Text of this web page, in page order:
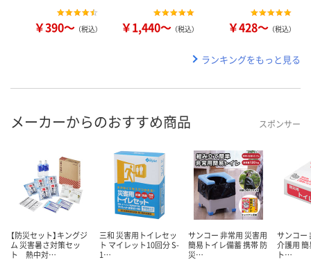
￥390～ （税込） ￥1,440～ （税込） ￥428～ （税込）
ランキングをもっと見る
メーカーからのおすすめ商品 スポンサー
【防災セット】キングジ
ム 災害暑さ対策セッ
ト 熱中対…
三和 災害用トイレセッ
ト マイレット10回分 S-
1…
サンコー 非常用 災害用
簡易トイレ備蓄 携帯 防
災…
サンコー
介護用
ト…